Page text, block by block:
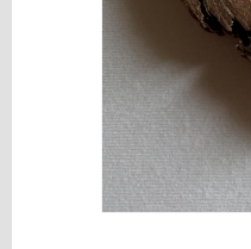
Liquidación
Scrapbooking
Resinas
Colorantes